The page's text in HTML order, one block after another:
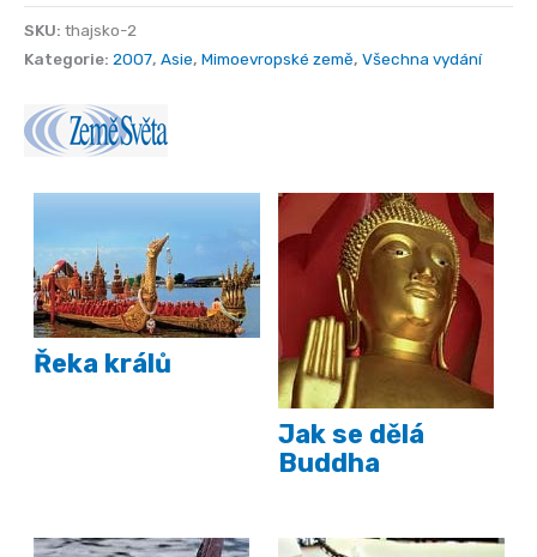
SKU: thajsko-2
Kategorie: 2007, Asie, Mimoevropské země, Všechna vydání
Řeka králů
Jak se dělá
Buddha